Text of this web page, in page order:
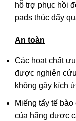
hỗ trợ phục hồi
pads thúc đẩy
An toàn
Các hoạt chất
được nghiên
không gây kích
Miếng tẩy tế
của hãng được